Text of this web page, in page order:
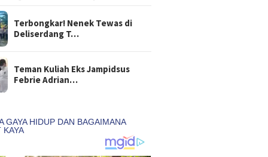
Terbongkar! Nenek Tewas di
Deliserdang T…
Teman Kuliah Eks Jampidsus
Febrie Adrian…